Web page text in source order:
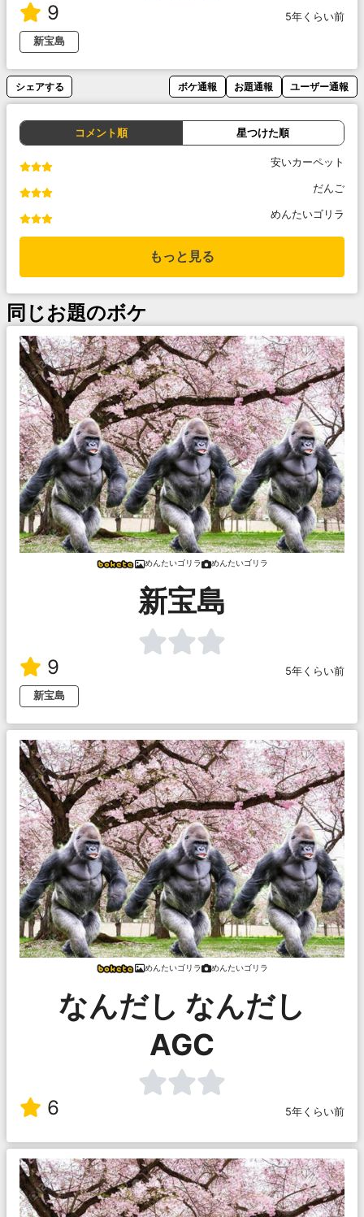
9
5年くらい前
新宝島
シェアする ボケ通報 お題通報 ユーザー通報
コメント順 星つけた順
安いカーペット
だんご
めんたいゴリラ
もっと見る
同じお題のボケ
めんたいゴリラ めんたいゴリラ
新宝島
9
5年くらい前
新宝島
めんたいゴリラ めんたいゴリラ
なんだし なんだし
AGC
6 5年くらい前